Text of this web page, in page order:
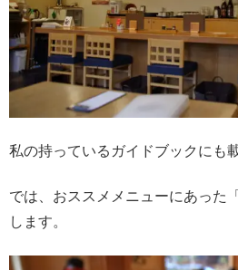
私の持っているガイドブックにも
では、おススメメニューにあった
します。